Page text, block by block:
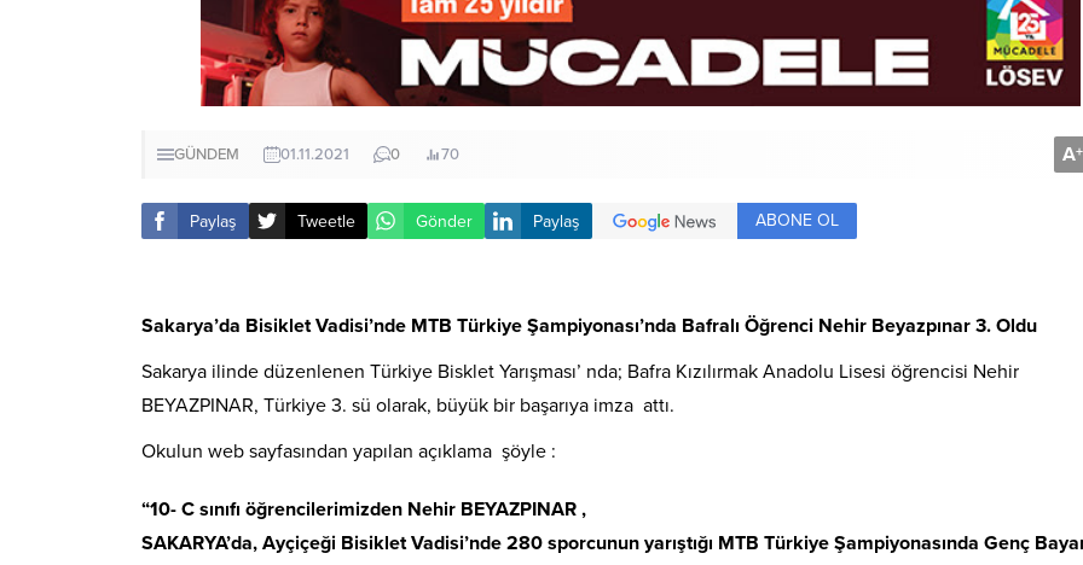
GÜNDEM 01.11.2021 0 70 A+
Paylaş Tweetle Gönder Paylaş ABONE OL
Sakarya’da Bisiklet Vadisi’nde MTB Türkiye Şampiyonası’nda Bafralı Öğrenci Nehir Beyazpınar 3. Oldu
Sakarya ilinde düzenlenen Türkiye Bisklet Yarışması’ nda; Bafra Kızılırmak Anadolu Lisesi öğrencisi Nehir
BEYAZPINAR, Türkiye 3. sü olarak, büyük bir başarıya imza attı.
Okulun web sayfasından yapılan açıklama şöyle :
“10- C sınıfı öğrencilerimizden Nehir BEYAZPINAR ,
SAKARYA’da, Ayçiçeği Bisiklet Vadisi’nde 280 sporcunun yarıştığı MTB Türkiye Şampiyonasında Genç